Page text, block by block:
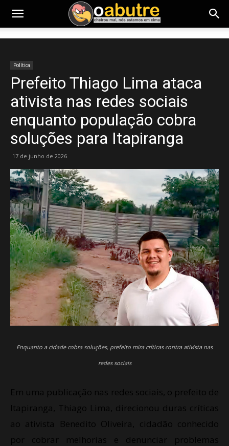
Política
Prefeito Thiago Lima ataca
ativista nas redes sociais
enquanto população cobra
soluções para Itapiranga
17 de junho de 2026
Enquanto a cidade cobra soluções, prefeito mira críticas contra ativista nas
redes sociais
Em uma publicação nas redes sociais, o prefeito de
Itapiranga, Thiago Lima, direcionou duras críticas
ao ativista Benedito Oliveira, cidadão conhecido
por cobrar melhorias e denunciar problemas